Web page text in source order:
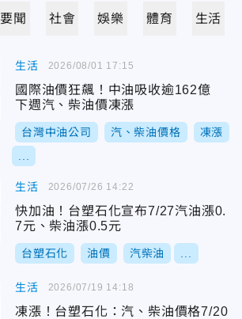
要聞 社會 娛樂 體育 生活
生活
國際油價狂飆！中油吸收逾162億
下週汽、柴油價凍漲
台灣中油公司 汽、柴油價格 凍漲
2026/08/01 17:15
生活
快加油！台塑石化宣布7/27汽油漲0.
7元、柴油漲0.5元
台塑石化 油價 汽柴油
2026/07/26 14:22
生活
凍漲！台塑石化：汽、柴油價格7/20
2026/07/19 14:18